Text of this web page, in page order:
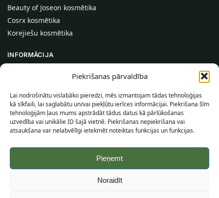
Piekrišanas pārvaldība
Lai nodrošinātu vislabāko pieredzi, mēs izmantojam tādas tehnoloģijas
kā sīkfaili, lai saglabātu un/vai piekļūtu ierīces informācijai. Piekrišana šīm
tehnoloģijām ļaus mums apstrādāt tādus datus kā pārlūkošanas
uzvedība vai unikālie ID šajā vietnē. Piekrišanas nepiekrišana vai
atsaukšana var nelabvēlīgi ietekmēt noteiktas funkcijas un funkcijas.
Pieņemt
Noraidīt
Beauty of Joseon kosmētika
Cosrx kosmētika
Korejiešu kosmētika
INFORMĀCIJA
Palīdzība
INFORMĀCIJA PIRCĒJAM
Piegādes nosacījumi
Noteikumi un nosacījumi
Vietnes karte